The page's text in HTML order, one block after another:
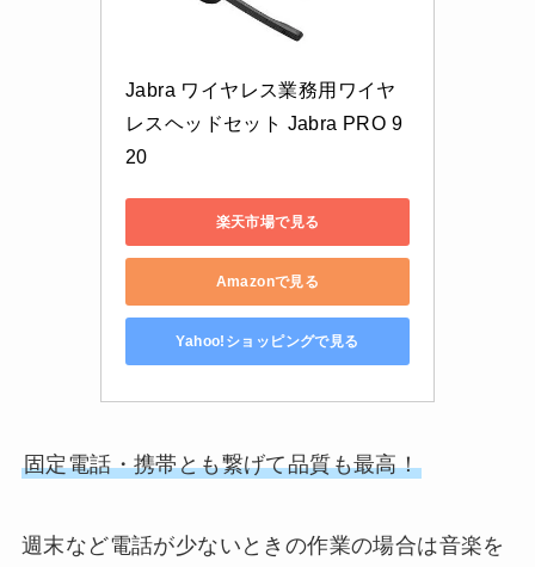
Jabra ワイヤレス業務用ワイヤ
レスヘッドセット Jabra PRO 9
20
楽天市場で見る
Amazonで見る
Yahoo!ショッピングで見る
固定電話・携帯とも繋げて品質も最高！
週末など電話が少ないときの作業の場合は音楽を